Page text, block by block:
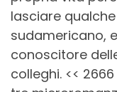
lasciare
sudamericano,
conoscitore
colleghi. <<